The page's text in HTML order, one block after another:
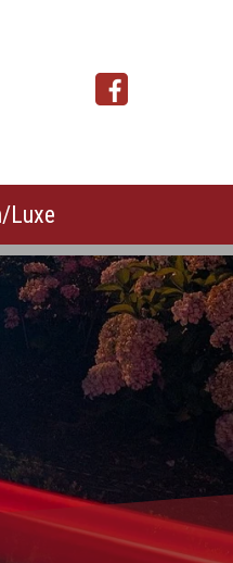
Luxe